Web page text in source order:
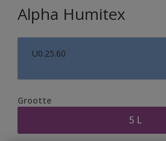
Alpha Humitex
U0.25.60
Grootte
5 L